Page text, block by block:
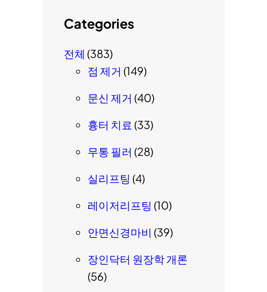
Categories
전체 (383)
점 제거 (149)
문신 제거 (40)
흉터 치료 (33)
무통 필러 (28)
실리프팅 (4)
레이저리프팅 (10)
안면신경마비 (39)
장인닥터 원장학 개론
(56)